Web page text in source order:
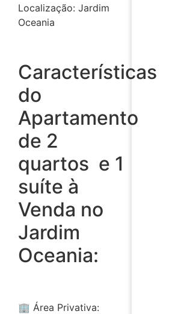
Localização: Jardim
Oceania
Características
do
Apartamento
de 2
quartos e 1
suíte à
Venda no
Jardim
Oceania:
🏢 Área Privativa: